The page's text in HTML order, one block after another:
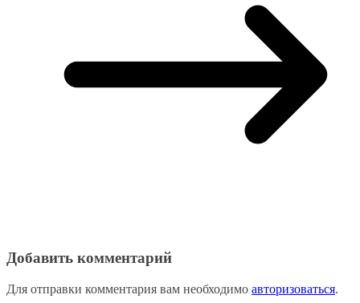
Добавить комментарий
Для отправки комментария вам необходимо авторизоваться.